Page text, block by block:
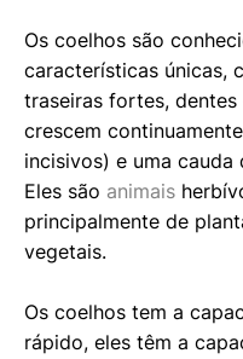
Os coelhos são
características únicas,
traseiras fortes,
crescem
incisivos) e uma
Eles são animais
principalmente de
vegetais.
Os coelhos tem a
rápido, eles têm a